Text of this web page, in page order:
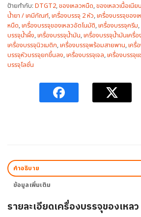
ป้ายกำกับ: DTGT2,ของเหลวหนืด,ของเหลวเนื้อเนียน
น้ำยา / เคมีภัณฑ์,เครื่องบรรจุ 2 หัว,เครื่องบรรจุของเ
หนืด,เครื่องบรรจุของเหลวอัตโนมัติ,เครื่องบรรจุครีม,
บรรจุน้ำผึ้ง,เครื่องบรรจุน้ำมัน,เครื่องบรรจุน้ำมันเครื่อ
เครื่องบรรจุนิวเมติก,เครื่องบรรจุพร้อมสายพาน,เครื่
บรรจุหัวบรรจุยกขึ้นลง,เครื่องบรรจุเจล,เครื่องบรรจุ
บรรจุโลชั่น
คำอธิบาย
ข้อมูลเพิ่มเติม
รายละเอียดเครื่องบรรจุของเหล